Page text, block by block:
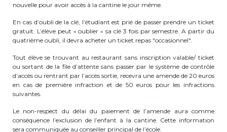
nouvelle pour avoir accès à la cantine le jour même.
En cas d’oubli de la clé, l’étudiant est prié de passer prendre un ticket
gratuit. L’élève peut « oublier » sa clé 3 fois par semestre. A partir du
quatrième oubli, il devra acheter un ticket repas "occasionnel".
Tout élève se trouvant au restaurant sans inscription valable/ ticket
ou sortant de la file d’attente sans passer par le système de contrôle
d’accès ou rentrant par l’accès sortie, recevra une amende de 20 euros
en cas de première infraction et de 50 euros pour les infractions
suivantes.
Le non-respect du délai du paiement de l’amende aura comme
conséquence l’exclusion de l’enfant à la cantine. Cette information
sera communiquée au conseiller principal de l’école.